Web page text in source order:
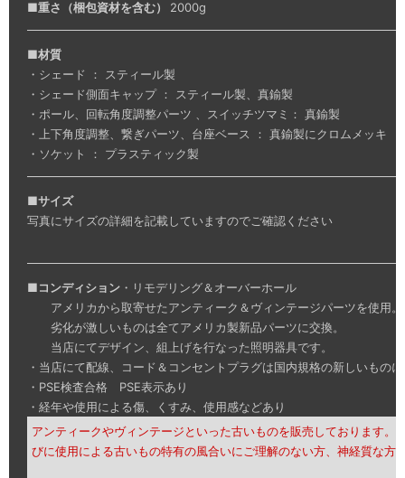
■重さ（梱包資材を含む） 2000g
■材質
・シェード ： スティール製
・シェード側面キャップ ： スティール製、真鍮製
・ポール、回転角度調整パーツ 、スイッチツマミ： 真鍮製
・上下角度調整、繋ぎパーツ、台座ベース ： 真鍮製にクロムメッキ
・ソケット ： プラスティック製
■サイズ
写真にサイズの詳細を記載していますのでご確認ください
■コンディション ・リモデリング＆オーバーホール
アメリカから取寄せたアンティーク＆ヴィンテージパーツを使用。
劣化が激しいものは全てアメリカ製新品パーツに交換。
当店にてデザイン、組上げを行なった照明器具です。
・当店にて配線、コード＆コンセントプラグは国内規格の新しいもの
・PSE検査合格 PSE表示あり
・経年や使用による傷、くすみ、使用感などあり
アンティークやヴィンテージといった古いものを販売しております。
びに使用による古いもの特有の風合いにご理解のない方、神経質な方